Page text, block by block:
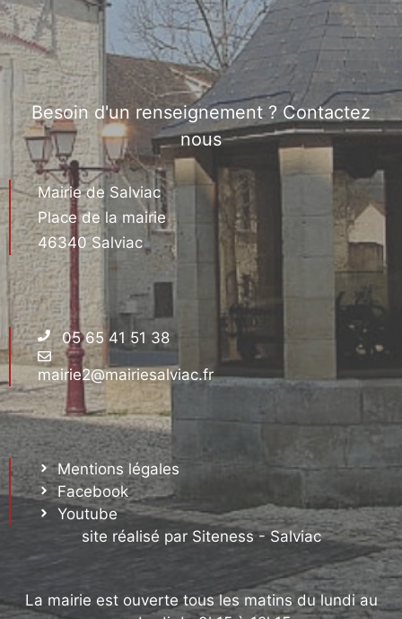
Besoin d'un renseignement ? Contactez
nous
Mairie de Salviac
Place de la mairie
46340 Salviac
05 65 41 51 38
mairie2@mairiesalviac.fr
Mentions légales
Facebook
Youtube
site réalisé par Siteness - Salviac
La mairie est ouverte tous les matins du lundi au